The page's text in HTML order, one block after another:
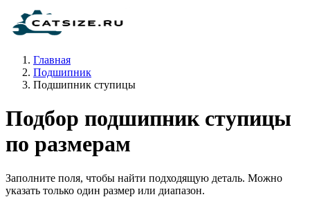
Главная
Подшипник
Подшипник ступицы
Подбор подшипник ступицы
по размерам
Заполните поля, чтобы найти подходящую деталь. Можно
указать только один размер или диапазон.